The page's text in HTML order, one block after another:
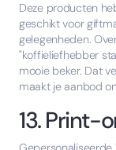
Deze producten
geschikt voor
gelegenheden.
"koffieliefhebber
mooie beker. Dat
maakt je aanbod
13. Print-